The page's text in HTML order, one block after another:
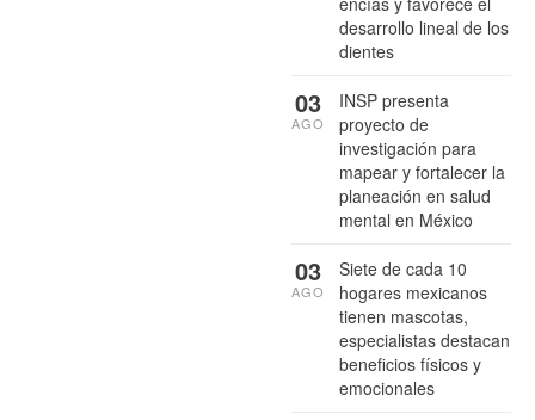
desarrollo lineal de los
dientes
INSP presenta
proyecto de
investigación para
mapear y fortalecer la
planeación en salud
mental en México
03
AGO
Siete de cada 10
hogares mexicanos
tienen mascotas,
especialistas destacan
beneficios físicos y
emocionales
03
AGO